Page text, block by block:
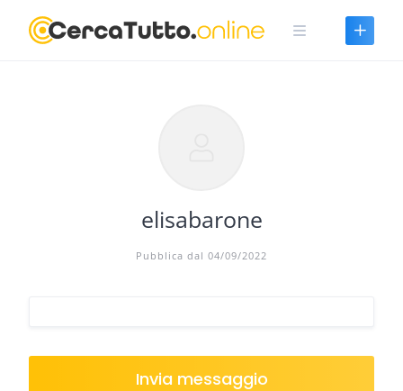
elisabarone
Pubblica dal 04/09/2022
Invia messaggio